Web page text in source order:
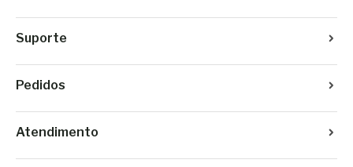
Suporte
Pedidos
Atendimento